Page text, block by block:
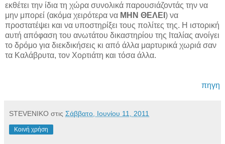
εκθέτει την ίδια τη χώρα συνολικά παρουσιάζοντάς την να
μην μπορεί (ακόμα χειρότερα να ΜΗΝ ΘΕΛΕΙ ) να
προστατέψει και να υποστηρίξει τους πολίτες της. Η ιστορική
αυτή απόφαση του ανωτάτου δικαστηρίου της Ιταλίας ανοίγει
το δρόμο για διεκδικήσεις κι από άλλα μαρτυρικά χωριά σαν
τα Καλάβρυτα, τον Χορτιάτη και τόσα άλλα.
πηγη
STEVENIKO στις Σάββατο, Ιουνίου 11, 2011
Κοινή χρήση